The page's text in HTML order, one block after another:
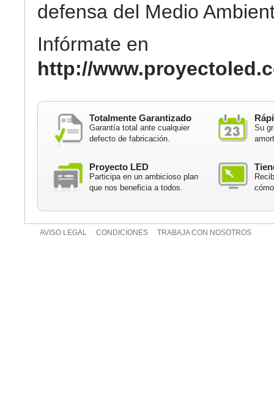
defensa del Medio
Infórmate en
http://
Totalmente Garantizado
Garantía total ante cualquier
defecto de fabricación.
Su
Proyecto LED
Participa en un ambicioso plan
que nos beneficia a todos.
AVISO LEGAL CONDICIONES TRABAJA CON NOSOTROS